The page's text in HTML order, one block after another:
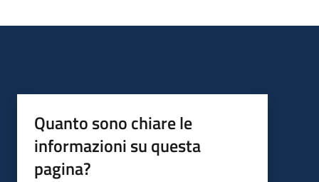
Quanto sono chiare le
informazioni su questa
pagina?